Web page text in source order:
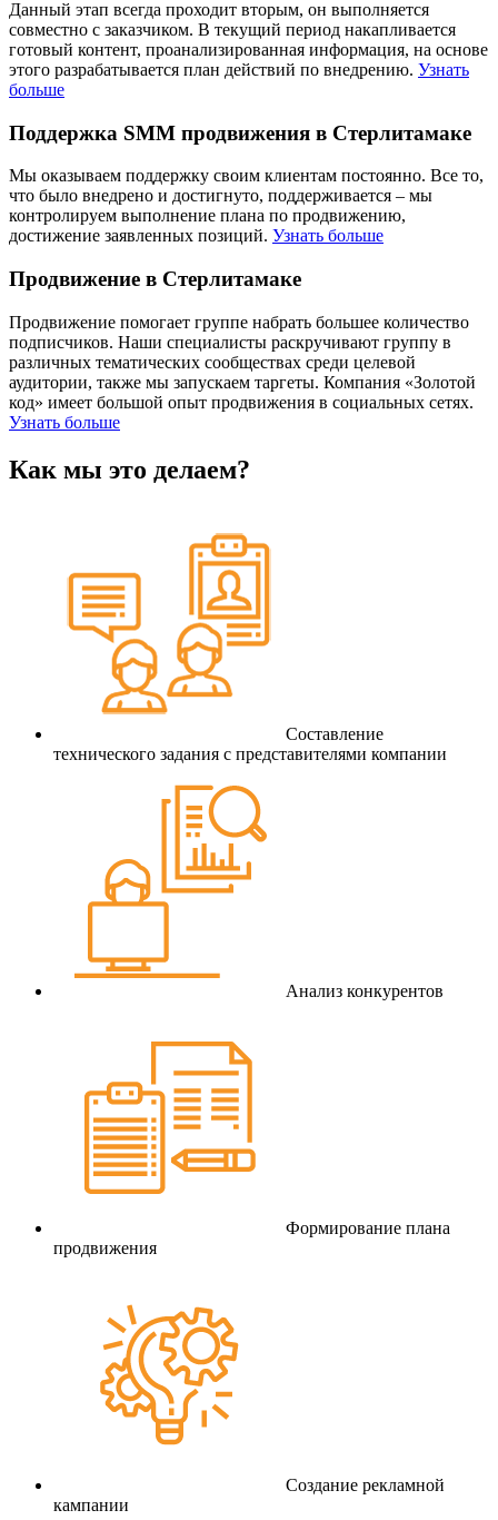
Данный этап всегда проходит вторым, он выполняется
совместно с заказчиком. В текущий период накапливается
готовый контент, проанализированная информация, на основе
этого разрабатывается план действий по внедрению. Узнать
больше
Поддержка SMM продвижения в Стерлитамаке
Мы оказываем поддержку своим клиентам постоянно. Все то,
что было внедрено и достигнуто, поддерживается – мы
контролируем выполнение плана по продвижению,
достижение заявленных позиций. Узнать больше
Продвижение в Стерлитамаке
Продвижение помогает группе набрать большее количество
подписчиков. Наши специалисты раскручивают группу в
различных тематических сообществах среди целевой
аудитории, также мы запускаем таргеты. Компания «Золотой
код» имеет большой опыт продвижения в социальных сетях.
Узнать больше
Как мы это делаем?
Составление
технического задания с представителями компании
Анализ конкурентов
Формирование плана
продвижения
Создание рекламной
кампании